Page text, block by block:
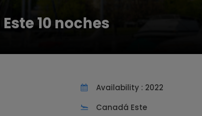
10 noches
Availability : 2022
Canadá Este